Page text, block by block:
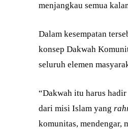
menjangkau semua
Dalam kesempatan
konsep Dakwah
seluruh elemen
“Dakwah itu harus
dari misi Islam yang
komunitas, mendengar,